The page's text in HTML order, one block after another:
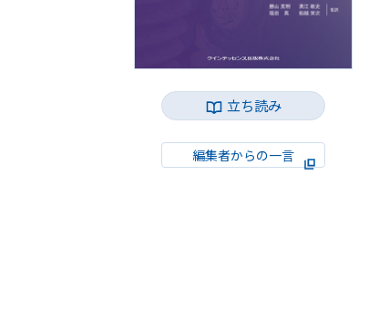
立ち読み
編集者からの一言